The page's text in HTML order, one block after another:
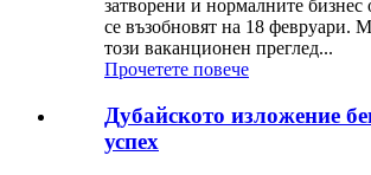
затворени и нормалните
се възобновят на 18 февруари.
този ваканционен преглед...
Прочетете повече
Дубайското изложение
успех